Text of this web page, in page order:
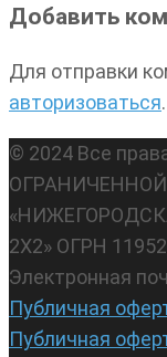
Добавить
Для отправки
авторизоваться.
© 2024 Все
2Х2» ОГРН
Электронная
Публичная
Публичная